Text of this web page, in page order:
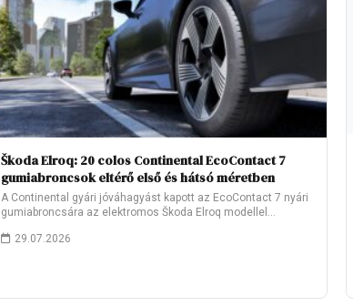
Škoda Elroq: 20 colos Continental EcoContact 7
gumiabroncsok eltérő első és hátsó méretben
A Continental gyári jóváhagyást kapott az EcoContact 7 nyári
gumiabroncsára az elektromos Škoda Elroq modellel…
29.07.2026